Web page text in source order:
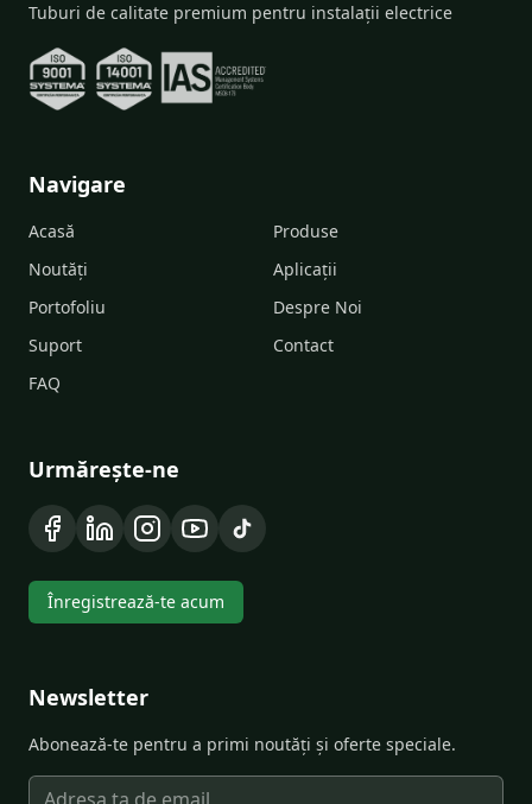
Tuburi de calitate premium pentru instalații electrice
Navigare
Acasă
Produse
Noutăți
Aplicații
Portofoliu
Despre Noi
Suport
Contact
FAQ
Urmărește-ne
Înregistrează-te acum
Newsletter
Abonează-te pentru a primi noutăți și oferte speciale.